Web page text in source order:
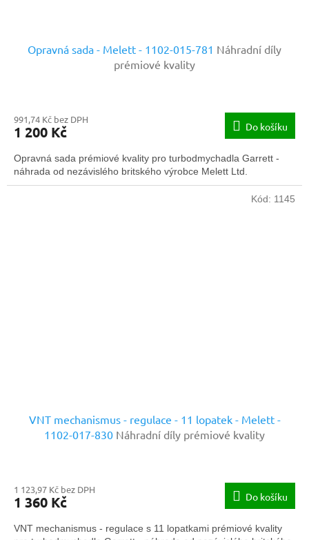
Opravná sada - Melett - 1102-015-781 Náhradní díly
prémiové kvality
991,74 Kč bez DPH
1 200 Kč Do košíku
Opravná sada prémiové kvality pro turbodmychadla Garrett -
náhrada od nezávislého britského výrobce Melett Ltd.
VNT mechanismus - regulace - 11 lopatek - Melett -
1102-017-830 Náhradní díly prémiové kvality
1 123,97 Kč bez DPH
1 360 Kč Do košíku
VNT mechanismus - regulace s 11 lopatkami prémiové kvality
Kód: 1145